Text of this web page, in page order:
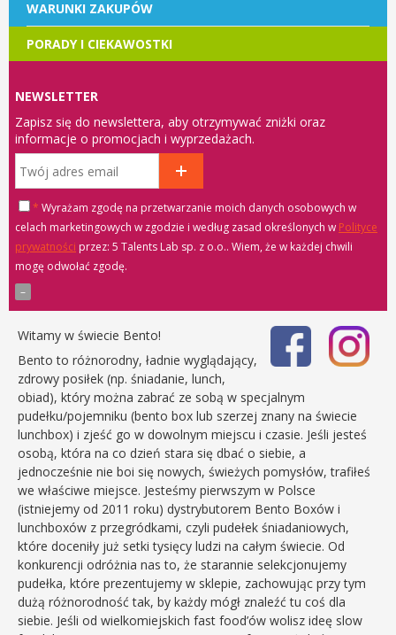
WARUNKI ZAKUPÓW
PORADY I CIEKAWOSTKI
NEWSLETTER
Zapisz się do newslettera, aby otrzymywać zniżki oraz
informacje o promocjach i wyprzedażach.
* Wyrażam zgodę na przetwarzanie moich danych osobowych w
celach marketingowych w zgodzie i według zasad określonych w Polityce
prywatności
przez: 5 Talents Lab sp. z o.o.. Wiem, że w każdej chwili
mogę odwołać zgodę.
Witamy w świecie Bento!
Bento to różnorodny, ładnie wyglądający,
zdrowy posiłek (np. śniadanie, lunch,
obiad), który można zabrać ze sobą w specjalnym
pudełku/pojemniku (bento box lub szerzej znany na świecie
lunchbox) i zjeść go w dowolnym miejscu i czasie. Jeśli jesteś
osobą, która na co dzień stara się dbać o siebie, a
jednocześnie nie boi się nowych, świeżych pomysłów, trafiłeś
we właściwe miejsce. Jesteśmy pierwszym w Polsce
(istniejemy od 2011 roku) dystrybutorem Bento Boxów i
lunchboxów z przegródkami, czyli pudełek śniadaniowych,
które doceniły już setki tysięcy ludzi na całym świecie. Od
konkurencji odróżnia nas to, że starannie selekcjonujemy
pudełka, które prezentujemy w sklepie, zachowując przy tym
dużą różnorodność tak, by każdy mógł znaleźć tu coś dla
siebie. Jeśli od wielkomiejskich fast food’ów wolisz ideę slow